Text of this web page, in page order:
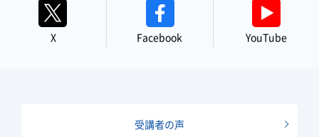
X Facebook YouTube
受講者の声